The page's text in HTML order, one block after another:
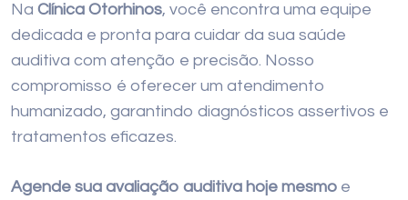
Na Clínica Otorhinos, você encontra uma equipe
dedicada e pronta para cuidar da sua saúde
auditiva com atenção e precisão. Nosso
compromisso é oferecer um atendimento
humanizado, garantindo diagnósticos assertivos e
tratamentos eficazes.
Agende sua avaliação auditiva hoje mesmo e